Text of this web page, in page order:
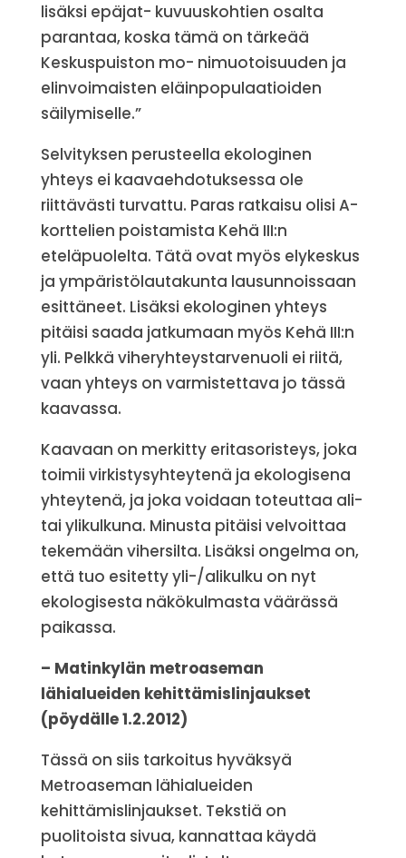
lisäksi epäjat- kuvuuskohtien osalta
parantaa, koska tämä on tärkeää
Keskuspuiston mo- nimuotoisuuden ja
elinvoimaisten eläinpopulaatioiden
säilymiselle.”
Selvityksen perusteella ekologinen
yhteys ei kaavaehdotuksessa ole
riittävästi turvattu. Paras ratkaisu olisi A-
korttelien poistamista Kehä III:n
eteläpuolelta. Tätä ovat myös elykeskus
ja ympäristölautakunta lausunnoissaan
esittäneet. Lisäksi ekologinen yhteys
pitäisi saada jatkumaan myös Kehä III:n
yli. Pelkkä viheryhteystarvenuoli ei riitä,
vaan yhteys on varmistettava jo tässä
kaavassa.
Kaavaan on merkitty eritasoristeys, joka
toimii virkistysyhteytenä ja ekologisena
yhteytenä, ja joka voidaan toteuttaa ali-
tai ylikulkuna. Minusta pitäisi velvoittaa
tekemään vihersilta. Lisäksi ongelma on,
että tuo esitetty yli-/alikulku on nyt
ekologisesta näkökulmasta väärässä
paikassa.
– Matinkylän metroaseman
lähialueiden kehittämislinjaukset
(pöydälle 1.2.2012)
Tässä on siis tarkoitus hyväksyä
Metroaseman lähialueiden
kehittämislinjaukset. Tekstiä on
puolitoista sivua, kannattaa käydä